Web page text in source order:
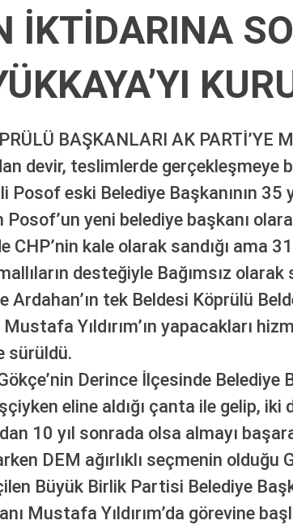
İKTİDARINA
BAŞKANLARI AK PARTİ’YE
devir, teslimlerde gerçekleşmeye
eski Belediye Başkanının 35
yeni belediye başkanı
kale olarak sandığı ama
desteğiyle Bağımsız olarak
Ardahan’ın tek Beldesi Köprülü
Yıldırım’ın yapacakları
sürüldü.
Derince İlçesinde Belediye
eline aldığı çanta ile gelip, iki
10 yıl sonrada olsa almayı
DEM ağırlıklı seçmenin olduğu
Büyük Birlik Partisi Belediye
Mustafa Yıldırım’da görevine